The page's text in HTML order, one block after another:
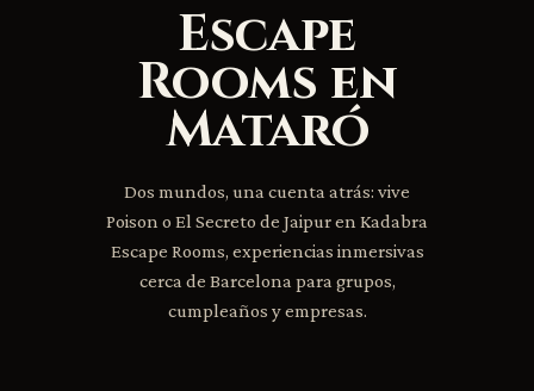
Escape
Rooms en
Mataró
Dos mundos, una cuenta atrás: vive
Poison o El Secreto de Jaipur en Kadabra
Escape Rooms, experiencias inmersivas
cerca de Barcelona para grupos,
cumpleaños y empresas.